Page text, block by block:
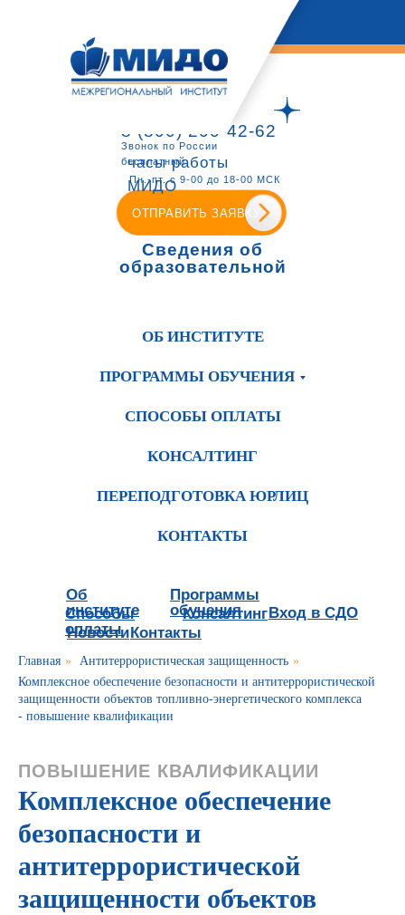
8 (800) 200-42-62
Звонок по России
бесплатный
ОТПРАВИТЬ ЗАЯВКУ
часы работы
МИДО
Пн.-пт. с 9-00 до 18-00 МСК
Сведения об
образовательной
ОБ ИНСТИТУТЕ
ПРОГРАММЫ ОБУЧЕНИЯ
СПОСОБЫ ОПЛАТЫ
КОНСАЛТИНГ
ПЕРЕПОДГОТОВКА ЮРЛИЦ
КОНТАКТЫ
Об
институте
Программы
обучения
Способы
оплаты
Консалтинг
Новости
Вход в СДО
Контакты
Главная » Антитеррористическая защищенность »
Комплексное обеспечение безопасности и антитеррористической
защищенности объектов топливно-энергетического комплекса
- повышение квалификации
ПОВЫШЕНИЕ КВАЛИФИКАЦИИ
Комплексное обеспечение
безопасности и
антитеррористической
защищенности объектов